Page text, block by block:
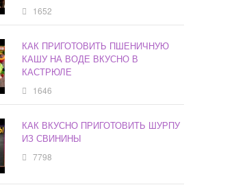
1652
КАК ПРИГОТОВИТЬ ПШЕНИЧНУЮ
КАШУ НА ВОДЕ ВКУСНО В
КАСТРЮЛЕ
1646
КАК ВКУСНО ПРИГОТОВИТЬ ШУРПУ
ИЗ СВИНИНЫ
7798